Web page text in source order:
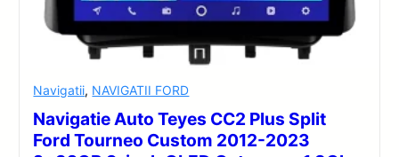
Navigatii, NAVIGATII FORD
Navigatie Auto Teyes CC2 Plus Split
Ford Tourneo Custom 2012-2023